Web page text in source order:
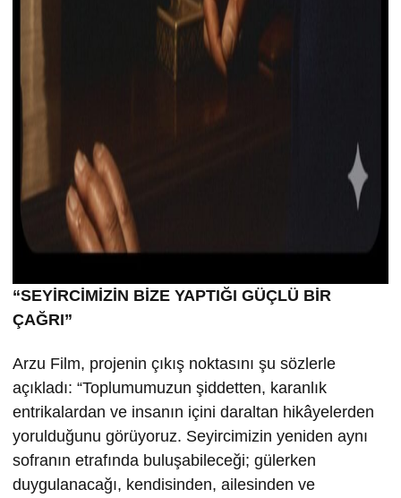
“SEYİRCİMİZİN BİZE YAPTIĞI GÜÇLÜ BİR
ÇAĞRI”
Arzu Film, projenin çıkış noktasını şu sözlerle
açıkladı: “Toplumumuzun şiddetten, karanlık
entrikalardan ve insanın içini daraltan hikâyelerden
yorulduğunu görüyoruz. Seyircimizin yeniden aynı
sofranın etrafında buluşabileceği; gülerken
duygulanacağı, kendisinden, ailesinden ve